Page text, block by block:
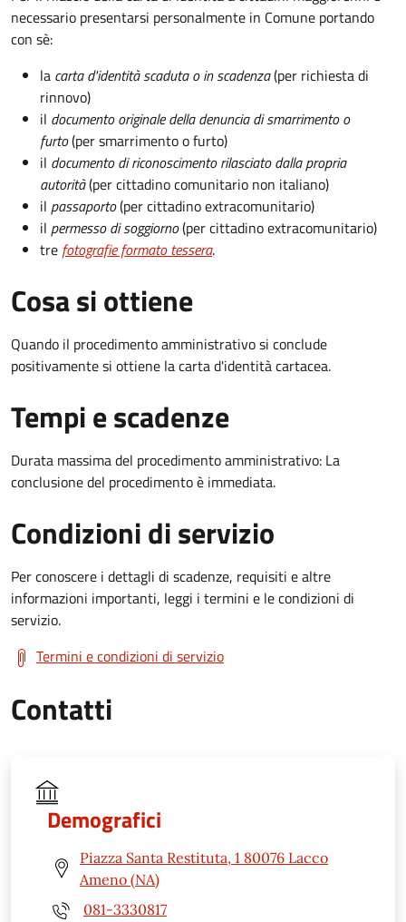
necessario presentarsi personalmente in Comune portando
con sè:
la carta d'identità scaduta o in scadenza(per richiesta di
rinnovo)
il documento originale della denuncia di smarrimento o
furto(per smarrimento o furto)
il documento di riconoscimento rilasciato dalla propria
autorità(per cittadino comunitario non italiano)
il passaporto(per cittadino extracomunitario)
il permesso di soggiorno(per cittadino extracomunitario)
tre fotografie formato tessera.
Cosa si ottiene
Quando il procedimento amministrativo si conclude
positivamente si ottiene la carta d'identità cartacea.
Tempi e scadenze
Durata massima del procedimento amministrativo: La
conclusione del procedimento è immediata.
Condizioni di servizio
Per conoscere i dettagli di scadenze, requisiti e altre
informazioni importanti, leggi i termini e le condizioni di
servizio.
Termini e condizioni di servizio
Contatti
Demografici
Piazza Santa Restituta, 1 80076 Lacco
Ameno (NA)
081-3330817